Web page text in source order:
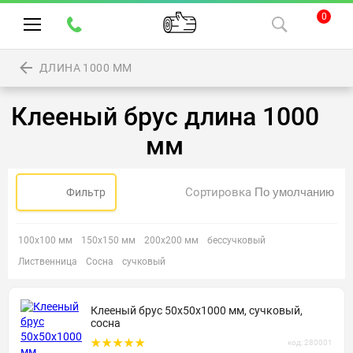
0
ДЛИНА 1000 ММ
Клееный брус длина 1000
мм
Фильтр Сортировка
100х100 мм 150х150 мм 200х200 мм
бессучковый
Лиственница
Сосна сучковый
Клееный брус 50х50х1000 мм, сучковый,
сосна
код: 280001